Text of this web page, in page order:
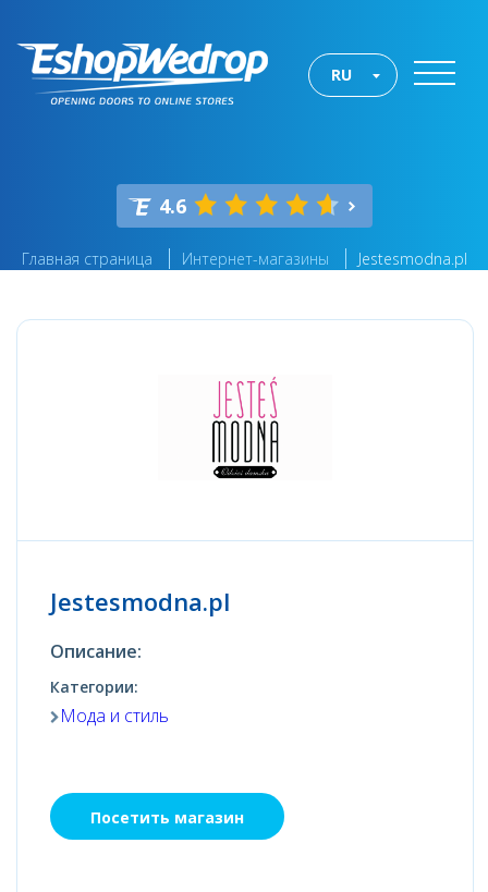
RU
4.6
Главная страница Интернет-магазины Jestesmodna.pl
Jestesmodna.pl
Описание:
Категории:
Мода и стиль
Посетить магазин